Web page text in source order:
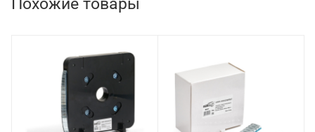
Похожие товары